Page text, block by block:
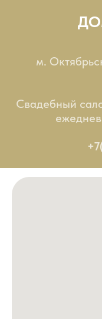
м.
Свадебный